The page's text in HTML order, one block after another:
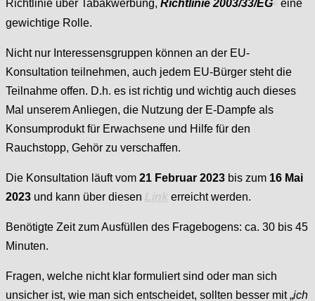
Richtlinie über Tabakwerbung, Richtlinie 2003/33/EG
eine
gewichtige Rolle.
Nicht nur Interessensgruppen können an der EU-
Konsultation teilnehmen, auch jedem EU-Bürger steht die
Teilnahme offen. D.h. es ist richtig und wichtig auch dieses
Mal unserem Anliegen, die Nutzung der E-Dampfe als
Konsumprodukt für Erwachsene und Hilfe für den
Rauchstopp, Gehör zu verschaffen.
Die Konsultation läuft vom 21 Februar 2023 bis zum 16 Mai
2023 und kann über diesen erreicht werden.
Benötigte Zeit zum Ausfüllen des Fragebogens: ca. 30 bis 45
Minuten.
Fragen, welche nicht klar formuliert sind oder man sich
unsicher ist, wie man sich entscheidet, sollten besser mit „ich